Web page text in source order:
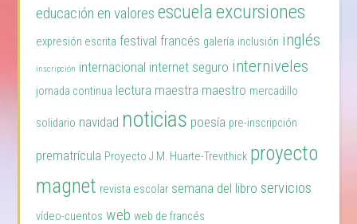
educación en valores escuelaexcursiones
expresión escrita festival francés galería inclusión inglés
inscripción internacional internet seguro interniveles
jornada continua lectura maestra maestro mercadillo
solidario navidad noticias poesía pre-inscripción
prematrícula Proyecto J.M. Huarte-Trevithick proyecto
magnet revista escolar semana del libro servicios
vídeo-cuentos web web de francés